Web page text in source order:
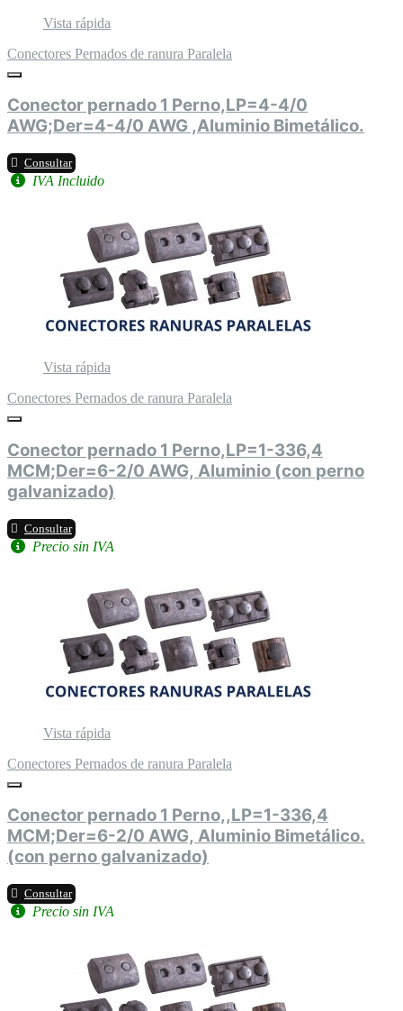
Vista rápida
Conectores Pernados de ranura Paralela
Conector pernado 1 Perno,LP=4-4/0
AWG;Der=4-4/0 AWG ,Aluminio Bimetálico.
Consultar
IVA Incluido
Vista rápida
Conectores Pernados de ranura Paralela
Conector pernado 1 Perno,LP=1-336,4
MCM;Der=6-2/0 AWG, Aluminio (con perno
galvanizado)
Consultar
Precio sin IVA
Vista rápida
Conectores Pernados de ranura Paralela
Conector pernado 1 Perno,,LP=1-336,4
MCM;Der=6-2/0 AWG, Aluminio Bimetálico.
(con perno galvanizado)
Consultar
Precio sin IVA